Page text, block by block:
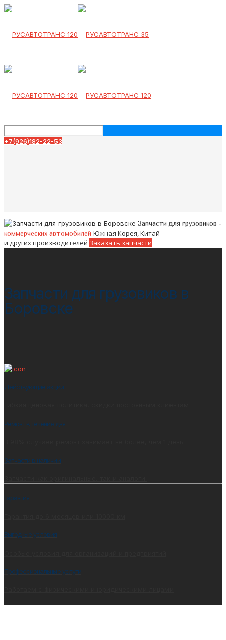
+7(926)182-22-53
Запчасти для грузовиков -
коммерческих автомобилей Южная Корея, Китай
и других производителей Заказать запчасти
Запчасти для грузовиков в
Боровске
Действующие акции
Ремонт в течение дня
Запчасти в наличии
Гарантия
Выгодные условия
Профессиональные услуги